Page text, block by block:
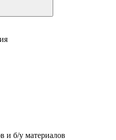
и б/у материалов